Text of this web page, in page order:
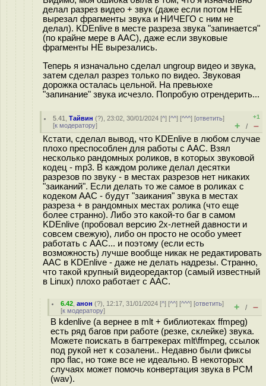
делал разрез видео + звук (даже если потом НЕ
вырезал фрагменты звука и НИЧЕГО с ним не
делал). KDEnlive в месте разреза звука "запинается"
(по крайне мере в AAC), даже если звуковые
фрагменты НЕ вырезались.
Теперь я изначально сделал ungroup видео и звука,
затем сделал разрез только по видео. Звуковая
дорожка осталась цельной. На превьюхе
"запинание" звука исчезло. Попробую отрендерить...
5.41 ,Тайвин (?), 23:02, 30/01/2024 [^] [^^] [^^^] [ответить]
[к модератору]
+1
+ / –
Кстати, сделал вывод, что KDEnlive в любом случае
плохо преспособлен для работы с AAC. Взял
несколько рандомных роликов, в которых звуковой
кодец - mp3. В каждом ролике делал десятки
разрезов по звуку - в местах разрезов нет никаких
"заиканий". Если делать то же самое в роликах с
кодеком AAC - будут "заикания" звука в местах
разреза + в рандомных местах ролика (что еще
более странно). Либо это какой-то баг в самом
KDEnlive (пробовал версию 2х-летней давности и
совсем свежую), либо он просто не особо умеет
работать с AAC... и поэтому (если есть
возможность) лучше вообще никак не редактировать
AAC в KDEnlive - даже не делать надрезы. Странно,
что такой крупный видеоредактор (самый известный
в Linux) плохо работает с AAC.
6.42 ,анон (?), 12:17, 31/01/2024 [^] [^^] [^^^] [ответить]
[к модератору] + / –
В kdenlive (а вернее в mlt + библиотеках ffmpeg)
есть ряд багов при работе (резке, склейке) звука.
Можете поискать в багтрекерах mlt\ffmpeg, ссылок
под рукой нет к соэалени.. Недавно были фиксы
про flac, но тоже все не идеально. В некоторых
случаях может помочь конвертация звука в PCM
(wav).